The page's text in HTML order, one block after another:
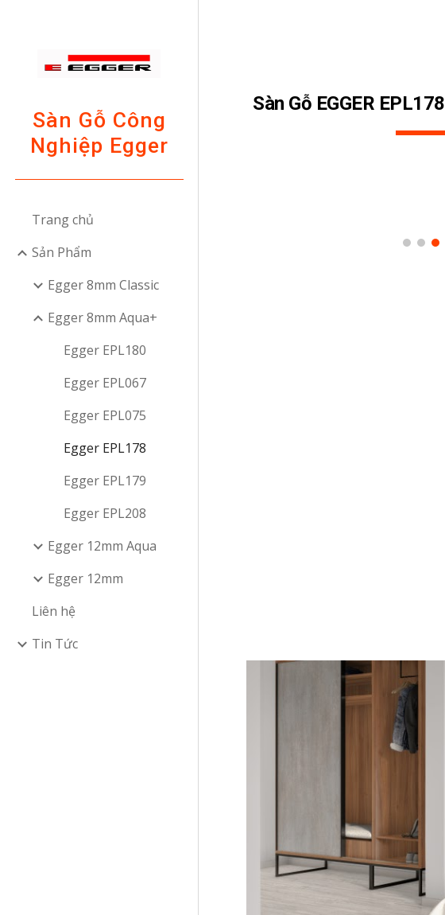
Sàn Gỗ Công
Nghiệp Egger
Trang chủ
Sản Phẩm
Egger 8mm Classic
Egger 8mm Aqua+
Egger EPL180
Egger EPL067
Egger EPL075
Egger EPL178
Egger EPL179
Egger EPL208
Egger 12mm Aqua
Egger 12mm
Liên hệ
Tin Tức
Sàn Gỗ EGGER EPL178